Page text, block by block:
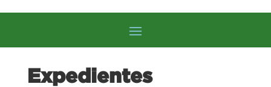
Expedientes